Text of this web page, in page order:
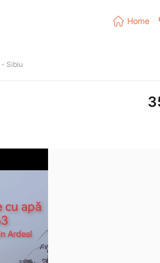
- Sibiu
 Home